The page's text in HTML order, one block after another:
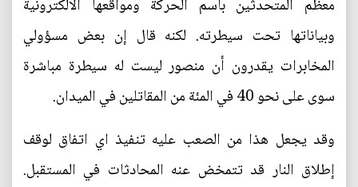
معظم المتحدثين باسم الحركة ومواقعها الالكترونية
وبياناتها تحت سيطرته. لكنه قال إن بعض مسؤولي
المخابرات يقدرون أن منصور ليست له سيطرة مباشرة
سوى على نحو 40 في المئة من المقاتلين في الميدان.
وقد يجعل هذا من الصعب عليه تنفيذ اي اتفاق لوقف
إطلاق النار قد تتمخض عنه المحادثات في المستقبل.